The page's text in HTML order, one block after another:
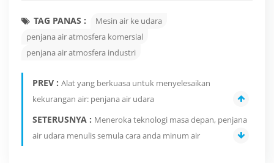
TAG PANAS :
Mesin air ke udara
penjana air atmosfera komersial
penjana air atmosfera industri
PREV : Alat yang berkuasa untuk menyelesaikan
kekurangan air: penjana air udara
SETERUSNYA : Meneroka teknologi masa depan, penjana
air udara menulis semula cara anda minum air